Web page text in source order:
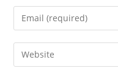
name
comment
Enter
your
email
address
Enter
your